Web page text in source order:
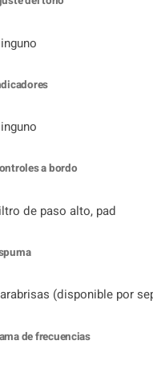
a bordo
de paso alto, pad
(disponible por
de frecuencias